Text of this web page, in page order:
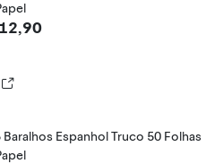
Baralhos Espanhol Truco 50 Folhas